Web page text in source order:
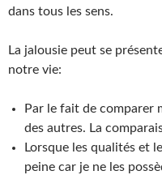
dans tous les sens.
La jalousie peut se
notre vie:
Par le fait de comparer
des autres. La
Lorsque les qualités et
peine car je ne les